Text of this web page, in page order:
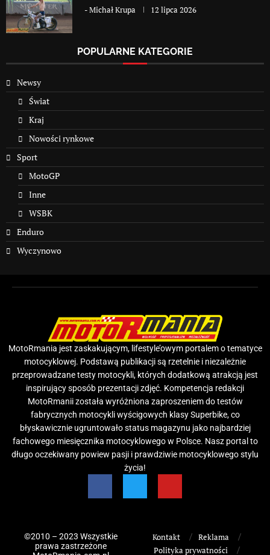
-Michał Krupa 12 lipca 2026
POPULARNE KATEGORIE
Newsy
Świat
Kraj
Nowości rynkowe
Sport
MotoGP
Inne
WSBK
Enduro
Wyczynowo
MotoRmania jest zaskakującym, lifestyle’owym portalem o tematyce
motocyklowej. Podstawą publikacji są rzetelnie i niezależnie
przeprowadzane testy motocykli, których dodatkową atrakcją jest
inspirujący sposób prezentacji zdjęć. Kompetencja redakcji
MotoRmanii została wyróżniona zaproszeniem do testów
fabrycznych motocykli wyścigowych klasy Superbike, co
błyskawicznie ugruntowało status magazynu jako najbardziej
fachowego miesięcznika motocyklowego w Polsce. Nasz portal to
długo oczekiwany powiew pasji i prawdziwie motocyklowego stylu
życia!
©2010 – 2023 Wszystkie
prawa zastrzeżone
Kontakt
Reklama
Polityka prywatności